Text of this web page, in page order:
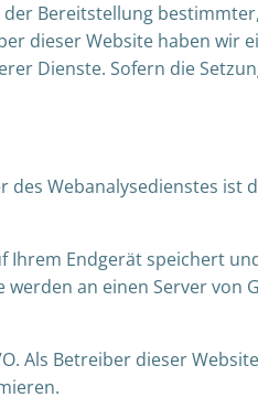
Bereitstellung
dieser Website haben wir
Dienste. Sofern die
Webanalysedienstes ist
Ihrem Endgerät speichert
an einen Server
Als Betreiber dieser